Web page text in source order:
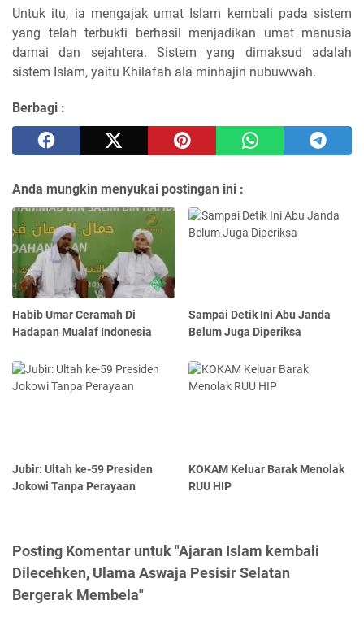
Untuk itu, ia mengajak umat Islam kembali pada sistem
yang telah terbukti berhasil menjadikan umat manusia
damai dan sejahtera. Sistem yang dimaksud adalah
sistem Islam, yaitu Khilafah ala minhajin nubuwwah.
Berbagi :
Anda mungkin menyukai postingan ini :
Habib Umar Ceramah Di
Hadapan Mualaf Indonesia
Sampai Detik Ini Abu Janda
Belum Juga Diperiksa
Jubir: Ultah ke-59 Presiden
Jokowi Tanpa Perayaan
KOKAM Keluar Barak Menolak
RUU HIP
Posting Komentar untuk "Ajaran Islam kembali
Dilecehken, Ulama Aswaja Pesisir Selatan
Bergerak Membela"